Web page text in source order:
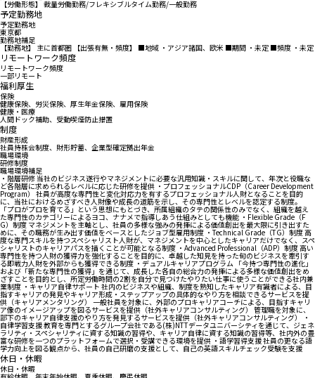
【労働形態】 裁量労働勤務/フレキシブルタイム勤務/一般勤務
予定勤務地
予定勤務地
東京都
勤務地補足
【勤務地】 主に首都圏 【出張有無・頻度】 ■地域 ・アジア諸国、欧米 ■期間 ・未定 ■頻度 ・未定
リモートワーク頻度
リモートワーク頻度
一部リモート
福利厚生
保険
健康保険、労災保険、厚生年金保険、雇用保険
健康・医療
人間ドック補助、受動喫煙防止措置
制度
財産形成
社員持株会制度、財形貯蓄、企業型確定拠出年金
職場環境
研修制度
職場環境補足
・階層研修 当社のビジネス遂行やマネジメントに必要な汎用知識・スキルに関して、年次と役職な
ど各階層に求められるレベルに応じた研修を提供 ・プロフェッショナルCDP（Career Development
Program） 社員が高度な専門性と変化対応力を有するプロフェッショナル人財となることを目的
に、当社におけるめざすべき人財像や成長の道筋を示し、その専門性とレベルを認定する制度。
「プロがプロを育てる」という思想にもとづき、所属組織のタテの関係性のみでなく、組織を越え
た専門性のカテゴリーによるヨコ、ナナメで指導しあう仕組みとしても機能 ・Flexible Grade（F
G）制度 マネジメントを主軸とし、社員の多様な強みの発揮による価値創出を最大限に引き出すた
めに、その職務が生み出す価値をベースとしたジョブ型雇用制度 ・Technical Grade（TG）制度 高
度な専門スキルを持つスペシャリスト人財が、マネジメントを中心としたキャリアだけでなく、スペ
シャリストのキャリアパスを描くことが可能となる制度 ・Advanced Professional（ADP）制度 高い
専門性を持つ人財の獲得力を強化することを目的に、卓越した知見を持った旬のビジネスを牽引す
る即戦力人財を外部からも獲得できる制度 ・デュアルキャリアプログラム 「今持つ専門性の進化」
および「新たな専門性の獲得」を通じて、成長した各自の総合力の発揮による多様な価値創出をめ
ざすことを目的とし、所定労働時間の2割を自分で見つけたやりたい仕事に使うことができる社内兼
業制度 ・キャリア自律サポート 社内のビジネスや組織、制度を熟知したキャリア有識者による、目
指すキャリアの発見やキャリア形成・ステップアップの具体的なやり方を相談できるサービスを提
供（キャリアメンタリング） 一般社員を対象に、外部のプロキャリアコーチによる、目指すキャリ
ア像のイメージアップを図るサービスを提供（社外キャリアコンサルティング） 管理職を対象に、
部下のキャリア自律支援のやり方を発見するサービスを提供（社外キャリアコンサルティング） ・
自律学習支援 教育を専門とするグループ会社である(株)NTTデータユニバーシティを通じて、ジェネ
ラリティ・スペシャリティに資する知識の習得や、キャリア自律に資する知識の習得等、社内外の豊
富な研修を一つのプラットフォームで選択・受講できる環境を提供 ・語学習得支援 社員の更なる語
学力向上を図る観点から、社員の自己研磨の支援として、自己の英語スキルチェック受験を支援
休日・休暇
休日・休暇
有給休暇、年末年始休暇、夏季休暇、慶弔休暇